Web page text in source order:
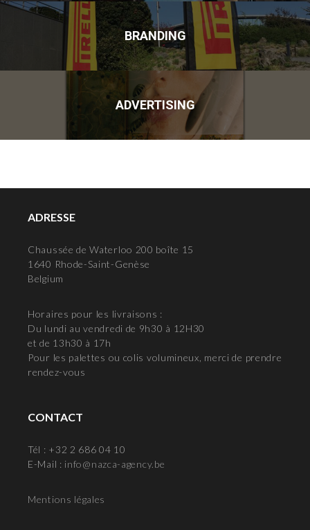
BRANDING
ADVERTISING
ADRESSE
Chaussée de Waterloo 200 boîte 15
1640 Rhode-Saint-Genèse
Belgium
Horaires pour les livraisons :
Du lundi au vendredi de 9h30 à 12H30
et de 13h30 à 17h
Pour les palettes ou colis volumineux, merci de prendre
rendez-vous
CONTACT
Tél : +32 2 686 04 10
E-Mail : info@nazca-agency.be
Mentions légales